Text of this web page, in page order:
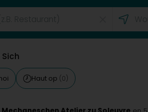
Haut op (0)